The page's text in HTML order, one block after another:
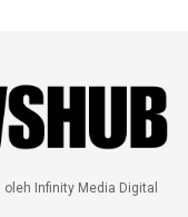
Infinity Media Digital